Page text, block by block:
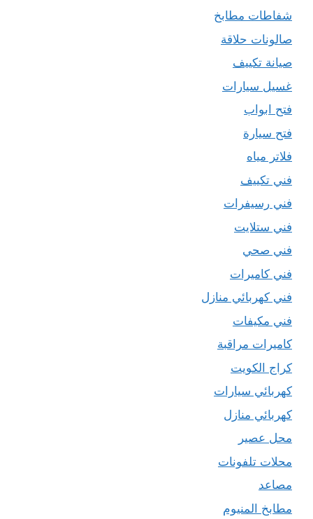
شفاطات مطابخ
صالونات حلاقة
صيانة تكييف
غسيل سيارات
فتح ابواب
فتح سيارة
فلاتر مياه
فني تكييف
فني رسيفرات
فني ستلايت
فني صحي
فني كاميرات
فني كهربائي منازل
فني مكيفات
كاميرات مراقبة
كراج الكويت
كهربائي سيارات
كهربائي منازل
محل عصير
محلات تلفونات
مصاعد
مطابخ المنيوم